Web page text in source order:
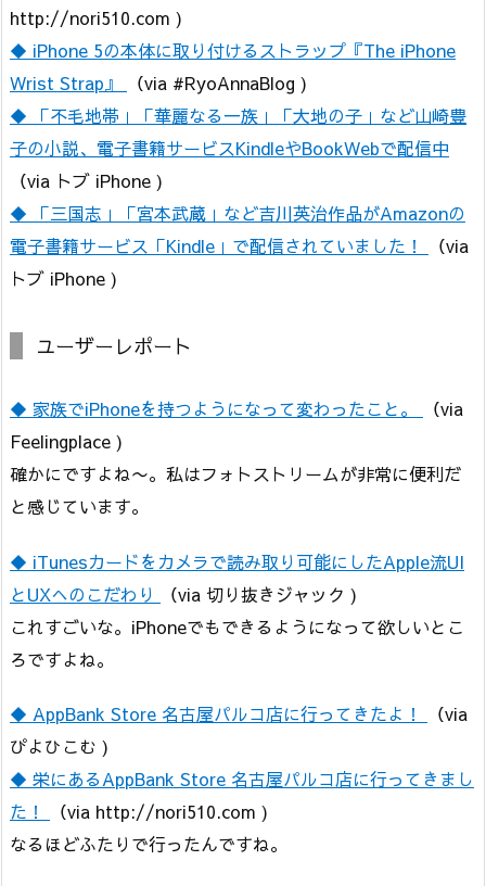
http://nori510.com )
◆ iPhone 5の本体に取り付けるストラップ『The iPhone
Wrist Strap』
（via #RyoAnnaBlog )
◆ 「不毛地帯」「華麗なる一族」「大地の子」など山崎豊
子の小説、電子書籍サービスKindleやBookWebで配信中
（via トブ iPhone )
◆ 「三国志」「宮本武蔵」など吉川英治作品がAmazonの
電子書籍サービス「Kindle」で配信されていました！
（via
トブ iPhone )
ユーザーレポート
◆ 家族でiPhoneを持つようになって変わったこと。
（via
Feelingplace )
確かにですよね〜。私はフォトストリームが非常に便利だ
と感じています。
◆ iTunesカードをカメラで読み取り可能にしたApple流UI
とUXへのこだわり
（via 切り抜きジャック )
これすごいな。iPhoneでもできるようになって欲しいとこ
ろですよね。
◆ AppBank Store 名古屋パルコ店に行ってきたよ！
（via
ぴよひこむ )
◆ 栄にあるAppBank Store 名古屋パルコ店に行ってきまし
た！
（via http://nori510.com )
なるほどふたりで行ったんですね。